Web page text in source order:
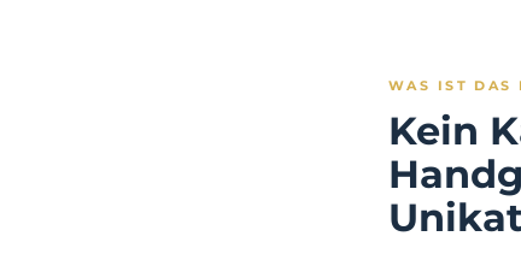
WAS IST DAS
Kein